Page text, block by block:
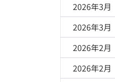
2026年3月
2026年3月
2026年2月
2026年2月